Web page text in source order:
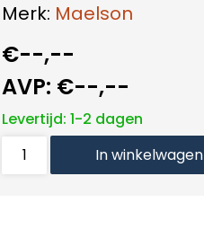
Merk: Maelson
€--,--
AVP: €--,--
Levertijd: 1-2 dagen
In winkelwagen